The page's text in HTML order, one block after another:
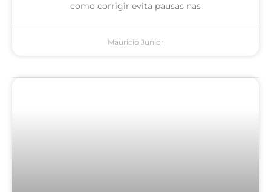
como corrigir evita pausas nas
Mauricio Junior